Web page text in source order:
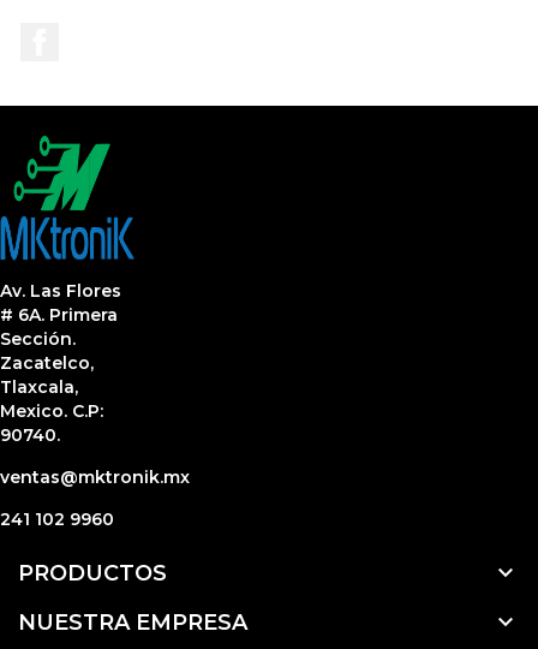
Av. Las Flores
# 6A. Primera
Sección.
Zacatelco,
Tlaxcala,
Mexico. C.P:
90740.
ventas@mktronik.mx
241 102 9960
PRODUCTOS 
NUESTRA EMPRESA 